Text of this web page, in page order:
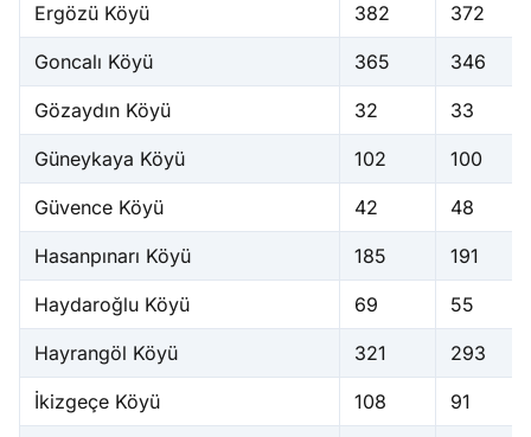
Ergözü Köyü 382 372
Goncalı Köyü 365 346
Gözaydın Köyü 32 33
Güneykaya Köyü 102 100
Güvence Köyü 42 48
Hasanpınarı Köyü 185 191
Haydaroğlu Köyü 69 55
Hayrangöl Köyü 321 293
İkizgeçe Köyü 108 91